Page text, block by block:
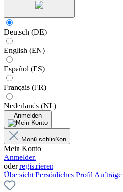
Deutsch (DE)
English (EN)
Español (ES)
Français (FR)
Nederlands (NL)
Anmelden
Menü schließen
Mein Konto
Anmelden
oderregistrieren
Übersicht Persönliches Profil Aufträge